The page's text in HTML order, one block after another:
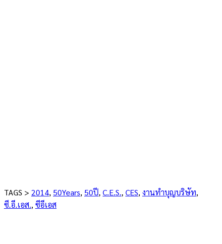
TAGS > 2014, 50Years, 50ปี, C.E.S., CES, งานทำบุญบริษัท,
ซี.อี.เอส., ซีอีเอส